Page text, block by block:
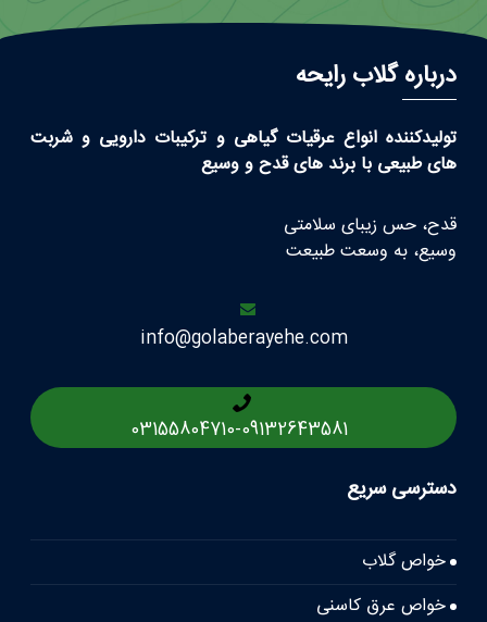
درباره گلاب رایحه
تولیدکننده انواع عرقیات گیاهی و ترکیبات دارویی و شربت
های طبیعی با برند های قدح و وسیع
قدح، حس زیبای سلامتی
وسیع، به وسعت طبیعت
info@golaberayehe.com
03155804710-09132643581
دسترسی سریع
خواص گلاب
خواص عرق کاسنی